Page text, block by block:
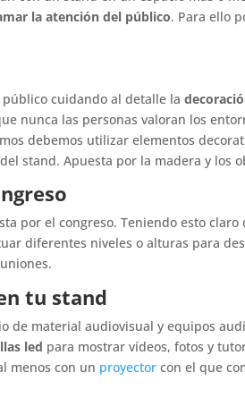
la atención del público. Para ello
cuidando al detalle la
nunca las personas valoran los
debemos utilizar elementos
stand. Apuesta por la madera y los
por el congreso. Teniendo esto claro
diferentes niveles o alturas para
.
tu stand
de material audiovisual y equipos
led para mostrar vídeos, fotos y
menos con un proyector con el que